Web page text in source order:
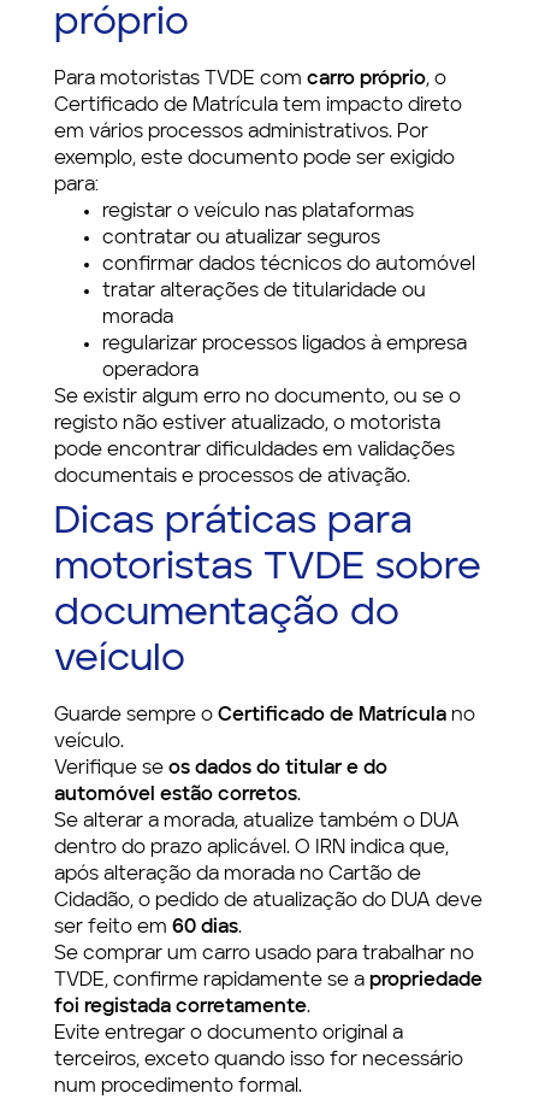
próprio
Para motoristas TVDE com carro próprio, o
Certificado de Matrícula tem impacto direto
em vários processos administrativos. Por
exemplo, este documento pode ser exigido
para:
registar o veículo nas plataformas
contratar ou atualizar seguros
confirmar dados técnicos do automóvel
tratar alterações de titularidade ou
morada
regularizar processos ligados à empresa
operadora
Se existir algum erro no documento, ou se o
registo não estiver atualizado, o motorista
pode encontrar dificuldades em validações
documentais e processos de ativação.
Dicas práticas para
motoristas TVDE sobre
documentação do
veículo
Guarde sempre o Certificado de Matrículano
veículo.
Verifique se os dados do titular e do
automóvel estão corretos.
Se alterar a morada, atualize também o DUA
dentro do prazo aplicável. O IRN indica que,
após alteração da morada no Cartão de
Cidadão, o pedido de atualização do DUA deve
ser feito em 60 dias.
Se comprar um carro usado para trabalhar no
TVDE, confirme rapidamente se a propriedade
foi registada corretamente.
Evite entregar o documento original a
terceiros, exceto quando isso for necessário
num procedimento formal.